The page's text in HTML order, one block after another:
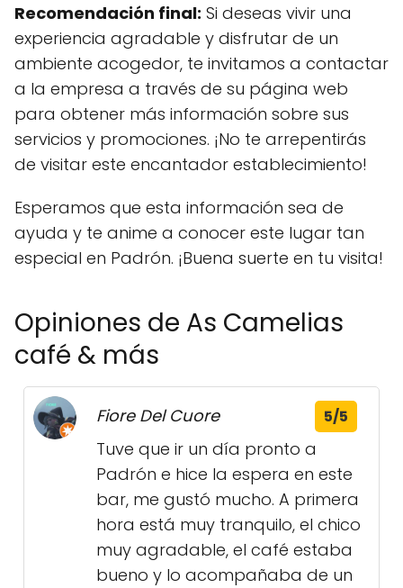
Recomendación final: Si deseas vivir una
experiencia agradable y disfrutar de un
ambiente acogedor, te invitamos a contactar
a la empresa a través de su página web
para obtener más información sobre sus
servicios y promociones. ¡No te arrepentirás
de visitar este encantador establecimiento!
Esperamos que esta información sea de
ayuda y te anime a conocer este lugar tan
especial en Padrón. ¡Buena suerte en tu visita!
Opiniones de As Camelias
café & más
Fiore Del Cuore 5/5
Tuve que ir un día pronto a
Padrón e hice la espera en este
bar, me gustó mucho. A primera
hora está muy tranquilo, el chico
muy agradable, el café estaba
bueno y lo acompañaba de un